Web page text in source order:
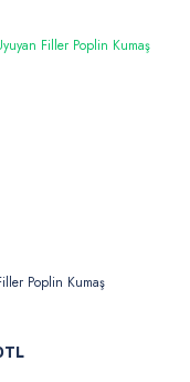
Poplin Kumaş